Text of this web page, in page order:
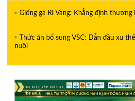
Giống gà Ri Vàng: Khẳng định thương
Thức ăn bổ sung VSC: Dẫn đầu xu
nuôi